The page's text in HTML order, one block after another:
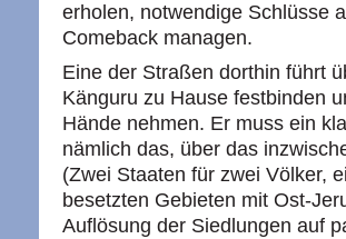
erholen, notwendige Schlüsse
Comeback managen.
Eine der Straßen dorthin führt
Känguru zu Hause festbinden
Hände nehmen. Er muss ein
nämlich das, über das
(Zwei Staaten für zwei Völker,
besetzten Gebieten mit Ost-
Auflösung der Siedlungen auf